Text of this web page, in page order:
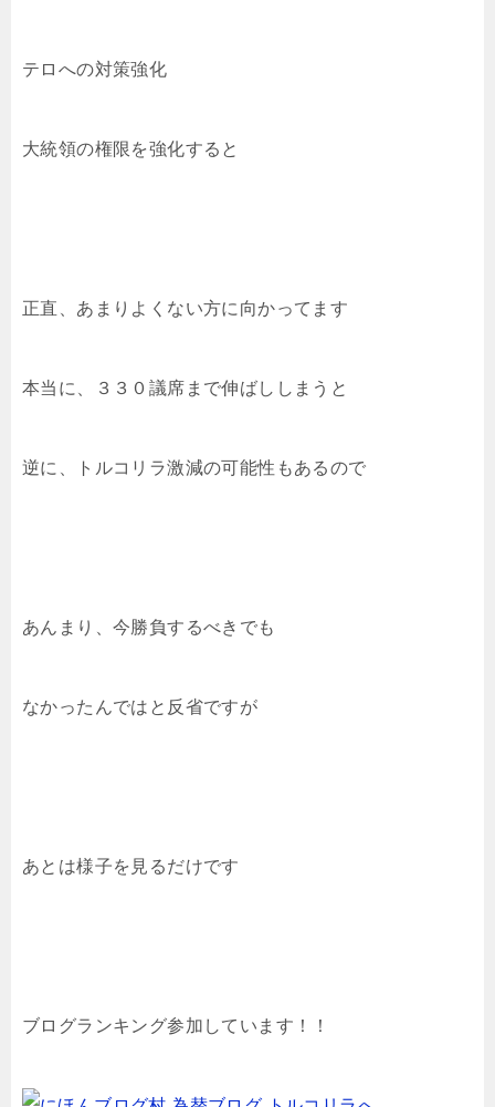
テロへの対策強化
大統領の権限を強化すると
正直、あまりよくない方に向かってます
本当に、３３０議席まで伸ばししまうと
逆に、トルコリラ激減の可能性もあるので
あんまり、今勝負するべきでも
なかったんではと反省ですが
あとは様子を見るだけです
ブログランキング参加しています！！